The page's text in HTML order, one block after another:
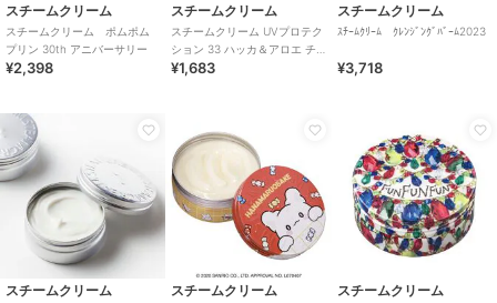
スチームクリーム
スチームクリーム ポムポム
プリン 30th アニバーサリー
¥2,398
スチームクリーム
スチームクリーム UVプロテク
ション 33 ハッカ＆アロエ チ
ューブ
¥1,683
スチームクリーム
ｽﾁｰﾑｸﾘｰﾑ ｸﾚﾝｼﾞﾝｸﾞﾊﾞｰﾑ2023
¥3,718
スチームクリーム スチームクリーム スチームクリーム